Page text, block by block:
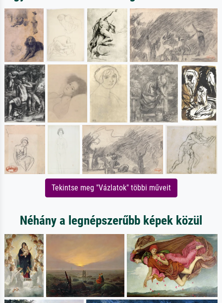
Tekintse meg "Vázlatok" többi műveit
Néhány a legnépszerűbb képek közül